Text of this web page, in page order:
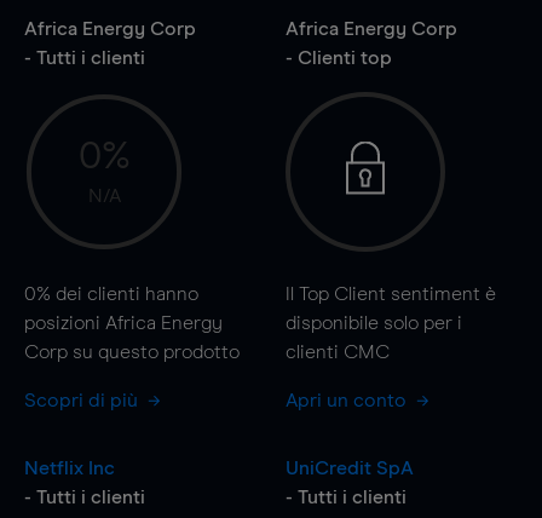
Africa Energy Corp
- Tutti i clienti
0%
N/A
0% dei clienti hanno
posizioni Africa Energy
Corp su questo prodotto
Scopri di più
Africa Energy Corp
- Clienti top
Il Top Client sentiment è
disponibile solo per i
clienti CMC
Apri un conto
Netflix Inc
- Tutti i clienti
UniCredit SpA
- Tutti i clienti